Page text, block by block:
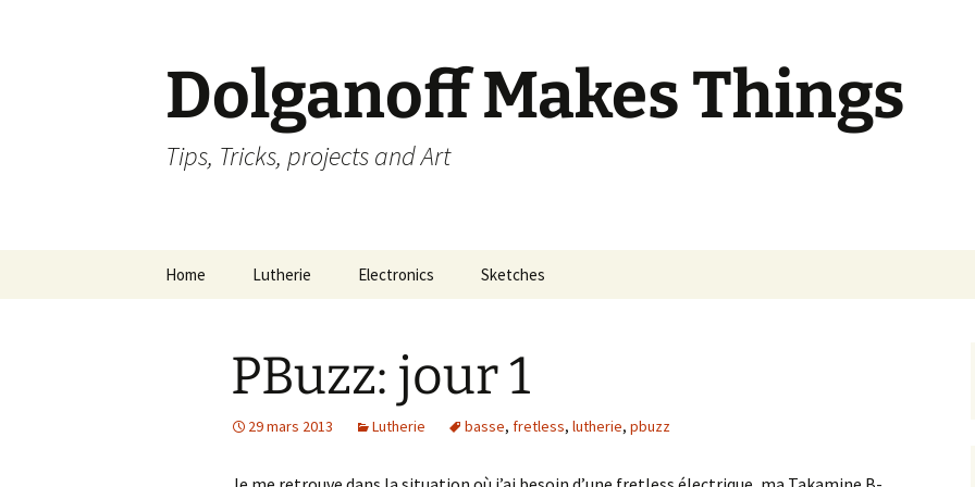
Dolganoff Makes Things
Tips, Tricks, projects and Art
Home Lutherie Electronics Sketches
PBuzz: jour 1
29 mars 2013 Lutherie basse, fretless, lutherie, pbuzz